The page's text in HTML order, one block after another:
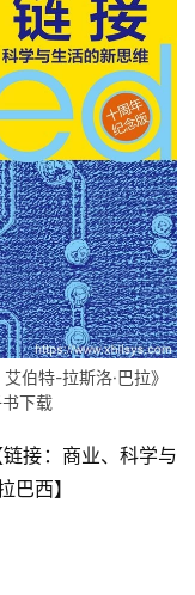
伯特-拉斯洛·巴拉》
下载
接：商业、科学与
巴西】